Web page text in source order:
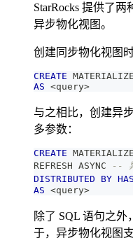
StarRocks 提供了
异步物化视图。
创建同步物化视图
CREATE
AS <query>
与之相比，创建异
多参数：
CREATE
REFRESH ASYNC
--
DISTRIBUTED
BY
AS <query>
除了 SQL 语句之
于，异步物化视图